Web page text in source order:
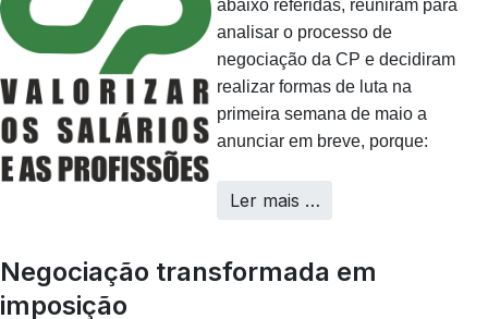
abaixo referidas, reuniram para
analisar o processo de
negociação da CP e decidiram
realizar formas de luta na
primeira semana de maio a
anunciar em breve, porque:
Ler mais …
Negociação transformada em
imposição